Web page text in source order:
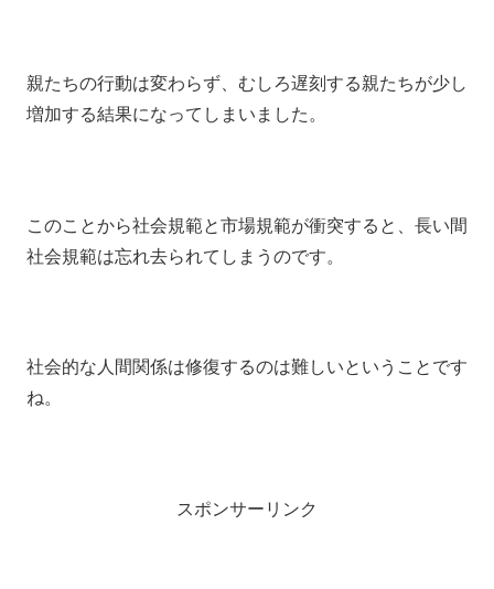
親たちの行動は変わらず、むしろ遅刻する親たちが少し
増加する結果になってしまいました。
このことから社会規範と市場規範が衝突すると、長い間
社会規範は忘れ去られてしまうのです。
社会的な人間関係は修復するのは難しいということです
ね。
スポンサーリンク